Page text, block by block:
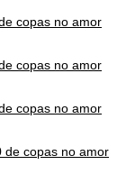
copas no amor
copas no amor
copas no amor
de copas no amor